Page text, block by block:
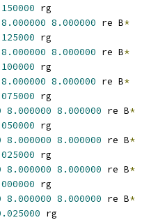
rg
8.000000 8.000000 re B*
rg
8.000000 8.000000 re B*
rg
8.000000 8.000000 re B*
rg
8.000000 8.000000 re B*
rg
8.000000 8.000000 re B*
rg
8.000000 8.000000 re B*
rg
8.000000 8.000000 re B*
rg